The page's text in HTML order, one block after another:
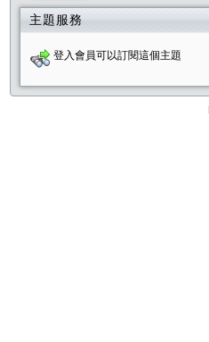
主題服務
登入會員可以訂閱這個主題